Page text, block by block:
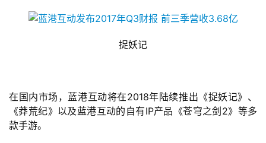
2
捉妖记
在国内市场，蓝港互动将在2018年陆续推出《捉妖记》、
《莽荒纪》以及蓝港互动的自有IP产品《苍穹之剑2》等多
款手游。